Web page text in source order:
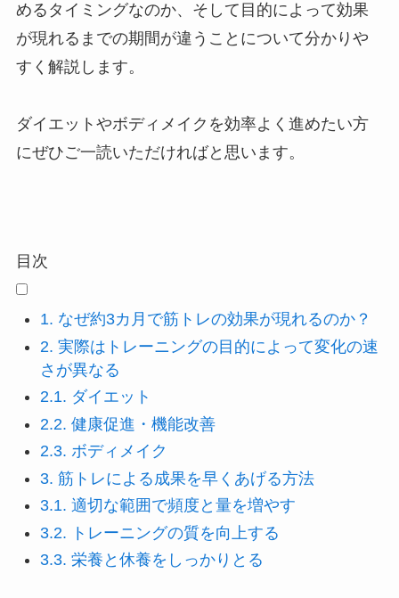
めるタイミングなのか、そして目的によって効果
が現れるまでの期間が違うことについて分かりや
すく解説します。
ダイエットやボディメイクを効率よく進めたい方
にぜひご一読いただければと思います。
目次
1. なぜ約3カ月で筋トレの効果が現れるのか？
2. 実際はトレーニングの目的によって変化の速
さが異なる
2.1. ダイエット
2.2. 健康促進・機能改善
2.3. ボディメイク
3. 筋トレによる成果を早くあげる方法
3.1. 適切な範囲で頻度と量を増やす
3.2. トレーニングの質を向上する
3.3. 栄養と休養をしっかりとる